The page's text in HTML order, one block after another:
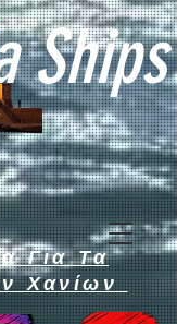
Ships
Για Τα
Χανίων